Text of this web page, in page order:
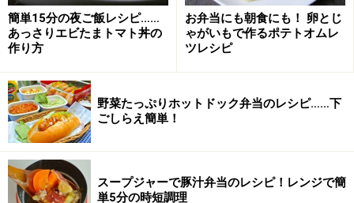
ちなみにクランペット（Crumpets）とは、イギリスの代
表的なおやつで、小さめのホットケーキのようなイギリ
スの伝統的なお菓子です。
トリックやストーリーはもちろんですが、こんなふうに
別の側面からミステリーを読んでみるというのも、１つ
の楽しみ方かもしれません。
簡単15分の夜ご飯レシピ……
あっさりエビたまトマト丼の
作り方
お弁当にも朝食にも！ 卵とじ
ゃがいもで作るポテトオムレ
ツレシピ
野菜たっぷりホットドック弁当のレシピ……下
ごしらえ簡単！
スープジャーで豚汁弁当のレシピ！レンジで簡
単5分の時短調理